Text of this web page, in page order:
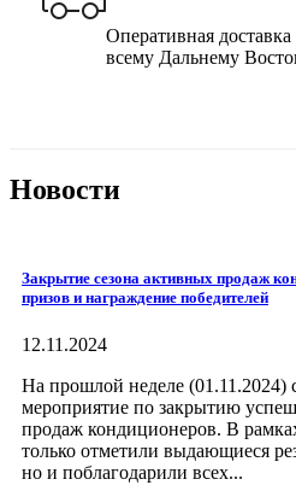
Оперативная
всему Дальнему
Новости
Закрытие сезона активных продаж
призов и награждение победителей
12.11.2024
На прошлой неделе (01.11.2024)
мероприятие по закрытию
продаж кондиционеров. В
только отметили выдающиеся
но и поблагодарили всех...